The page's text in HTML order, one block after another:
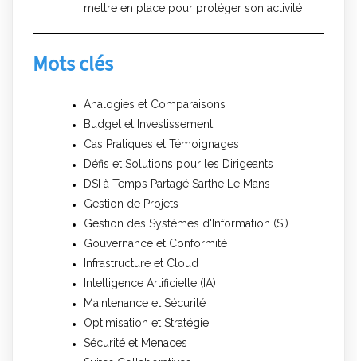
mettre en place pour protéger son activité
Mots clés
Analogies et Comparaisons
Budget et Investissement
Cas Pratiques et Témoignages
Défis et Solutions pour les Dirigeants
DSI à Temps Partagé Sarthe Le Mans
Gestion de Projets
Gestion des Systèmes d'Information (SI)
Gouvernance et Conformité
Infrastructure et Cloud
Intelligence Artificielle (IA)
Maintenance et Sécurité
Optimisation et Stratégie
Sécurité et Menaces